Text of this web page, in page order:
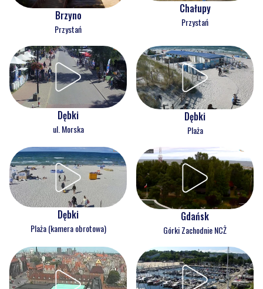
Brzyno
Przystań
Chałupy
Przystań
Dębki
ul. Morska
Dębki
Plaża
Dębki
Plaża (kamera obrotowa)
Gdańsk
Górki Zachodnie NCŻ